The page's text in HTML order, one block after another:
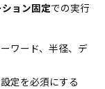
ョン固定での実行
ワード、半径、デ
定を必須にする